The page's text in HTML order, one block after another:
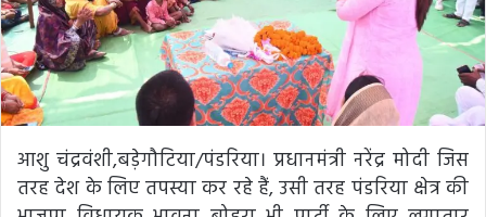
आशु चंद्रवंशी,बड़ेगौटिया/पंडरिया। प्रधानमंत्री नरेंद्र मोदी जिस
तरह देश के लिए तपस्या कर रहे हैं, उसी तरह पंडरिया क्षेत्र की